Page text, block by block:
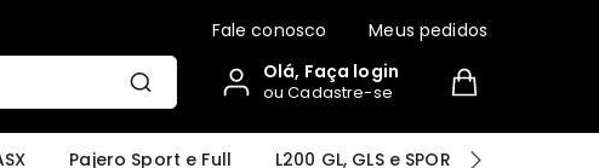
Fale conosco Meus pedidos
Olá, Faça login
ou Cadastre-se
Pajero Sport e Full L200 GL, GLS e SPORT
or